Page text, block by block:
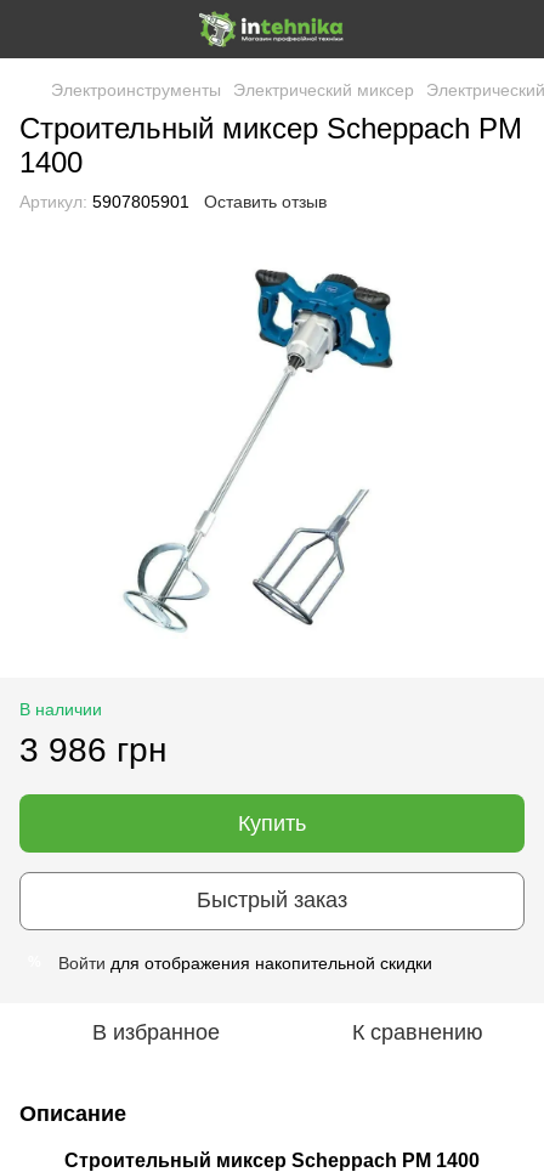
Электроинструменты Электрический миксер
Строительный миксер Scheppach PM
1400
Артикул: 5907805901 Оставить отзыв
В наличии
3 986 грн
Купить
Быстрый заказ
Войти для отображения накопительной скидки
В избранное К сравнению
Описание
Строительный миксер Scheppach PM 1400